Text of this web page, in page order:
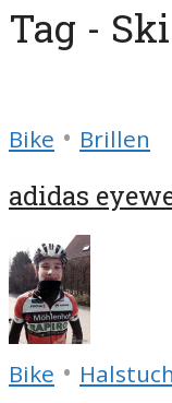
Tag - Ski
Bike • Brillen
adidas
Bike • Halstuch